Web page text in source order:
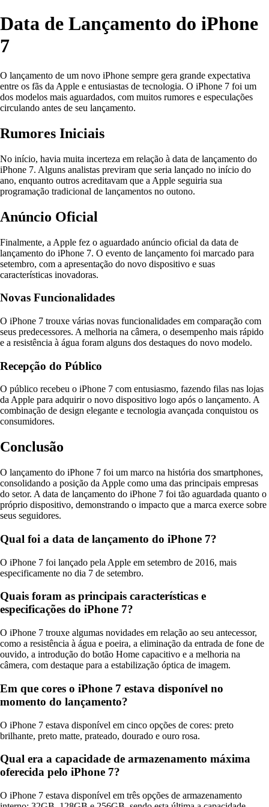
Data de Lançamento do iPhone
7
O lançamento de um novo iPhone sempre gera grande expectativa
entre os fãs da Apple e entusiastas de tecnologia. O iPhone 7 foi um
dos modelos mais aguardados, com muitos rumores e especulações
circulando antes de seu lançamento.
Rumores Iniciais
No início, havia muita incerteza em relação à data de lançamento do
iPhone 7. Alguns analistas previram que seria lançado no início do
ano, enquanto outros acreditavam que a Apple seguiria sua
programação tradicional de lançamentos no outono.
Anúncio Oficial
Finalmente, a Apple fez o aguardado anúncio oficial da data de
lançamento do iPhone 7. O evento de lançamento foi marcado para
setembro, com a apresentação do novo dispositivo e suas
características inovadoras.
Novas Funcionalidades
O iPhone 7 trouxe várias novas funcionalidades em comparação com
seus predecessores. A melhoria na câmera, o desempenho mais rápido
e a resistência à água foram alguns dos destaques do novo modelo.
Recepção do Público
O público recebeu o iPhone 7 com entusiasmo, fazendo filas nas lojas
da Apple para adquirir o novo dispositivo logo após o lançamento. A
combinação de design elegante e tecnologia avançada conquistou os
consumidores.
Conclusão
O lançamento do iPhone 7 foi um marco na história dos smartphones,
consolidando a posição da Apple como uma das principais empresas
do setor. A data de lançamento do iPhone 7 foi tão aguardada quanto o
próprio dispositivo, demonstrando o impacto que a marca exerce sobre
seus seguidores.
Qual foi a data de lançamento do iPhone 7?
O iPhone 7 foi lançado pela Apple em setembro de 2016, mais
especificamente no dia 7 de setembro.
Quais foram as principais características e
especificações do iPhone 7?
O iPhone 7 trouxe algumas novidades em relação ao seu antecessor,
como a resistência à água e poeira, a eliminação da entrada de fone de
ouvido, a introdução do botão Home capacitivo e a melhoria na
câmera, com destaque para a estabilização óptica de imagem.
Em que cores o iPhone 7 estava disponível no
momento do lançamento?
O iPhone 7 estava disponível em cinco opções de cores: preto
brilhante, preto matte, prateado, dourado e ouro rosa.
Qual era a capacidade de armazenamento máxima
oferecida pelo iPhone 7?
O iPhone 7 estava disponível em três opções de armazenamento